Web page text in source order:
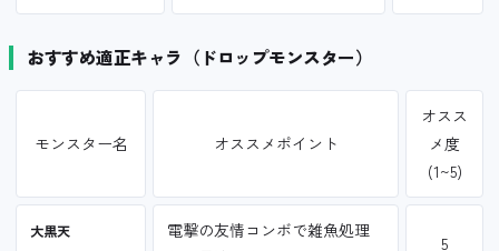
おすすめ適正キャラ（ドロップモンスター）
モンスター名 オススメポイント
オスス
メ度
(1~5)
大黒天
電撃の友情コンボで雑魚処理
5